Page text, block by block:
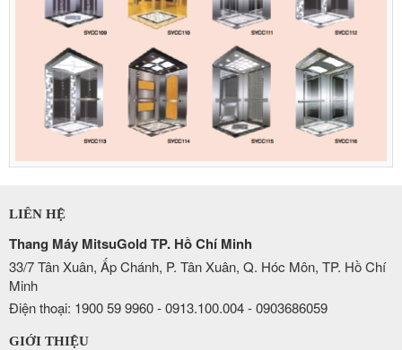
LIÊN HỆ
Thang Máy MitsuGold TP. Hồ Chí Minh
33/7 Tân Xuân, Ấp Chánh, P. Tân Xuân, Q. Hóc Môn, TP. Hồ Chí
Minh
Điện thoại: 1900 59 9960 - 0913.100.004 - 0903686059
GIỚI THIỆU